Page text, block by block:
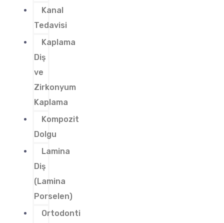
Kanal
Tedavisi
Kaplama
Diş
ve
Zirkonyum
Kaplama
Kompozit
Dolgu
Lamina
Diş
(Lamina
Porselen)
Ortodonti